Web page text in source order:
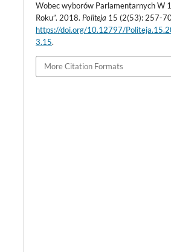
Wobec wyborów Parlamentarnych W
Roku”. 2018. Politeja 15 (2(53): 257-
https://doi.org/10.12797/
3.15.
More Citation Formats